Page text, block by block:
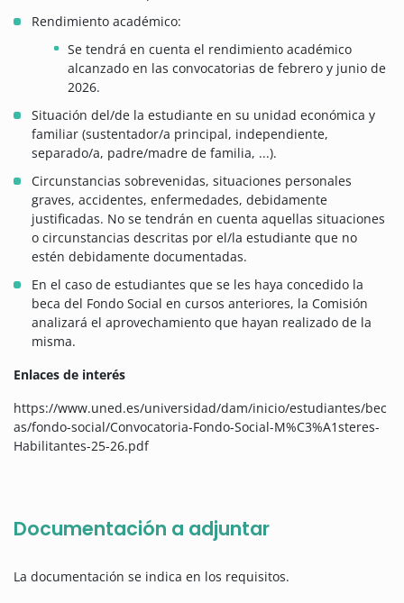
Rendimiento académico:
Se tendrá en cuenta el rendimiento académico
alcanzado en las convocatorias de febrero y junio de
2026.
Situación del/de la estudiante en su unidad económica y
familiar (sustentador/a principal, independiente,
separado/a, padre/madre de familia, ...).
Circunstancias sobrevenidas, situaciones personales
graves, accidentes, enfermedades, debidamente
justificadas. No se tendrán en cuenta aquellas situaciones
o circunstancias descritas por el/la estudiante que no
estén debidamente documentadas.
En el caso de estudiantes que se les haya concedido la
beca del Fondo Social en cursos anteriores, la Comisión
analizará el aprovechamiento que hayan realizado de la
misma.
Enlaces de interés
https://www.uned.es/universidad/dam/inicio/estudiantes/bec
as/fondo-social/Convocatoria-Fondo-Social-M%C3%A1steres-
Habilitantes-25-26.pdf
Documentación a adjuntar
La documentación se indica en los requisitos.